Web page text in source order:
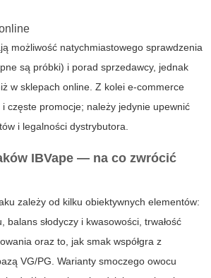
możliwość natychmiastowego sprawdzenia
są próbki) i porad sprzedawcy, jednak
w sklepach online. Z kolei e-commerce
częste promocje; należy jedynie upewnić
i legalności dystrybutora.
IBVape — na co zwrócić
zależy od kilku obiektywnych elementów:
balans słodyczy i kwasowości, trwałość
oraz to, jak smak współgra z
VG/PG. Warianty smoczego owocu